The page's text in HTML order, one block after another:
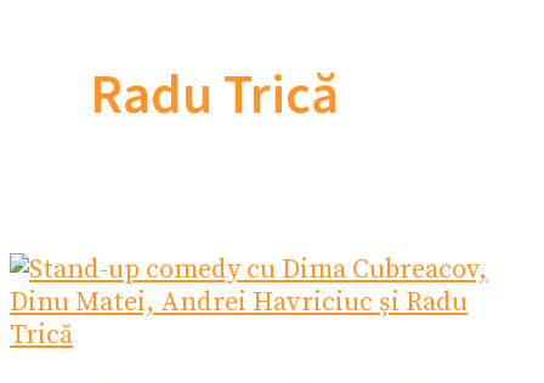
Radu Trică